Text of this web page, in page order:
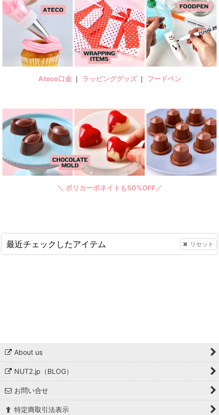
Ateco口金 ｜ ラッピンググッズ ｜ フードペン
＼ ポリカーボネイトも50%OFF／
最近チェックしたアイテム リセット
About us
NUT2.jp（BLOG）
お問い合せ
特定商取引法表示